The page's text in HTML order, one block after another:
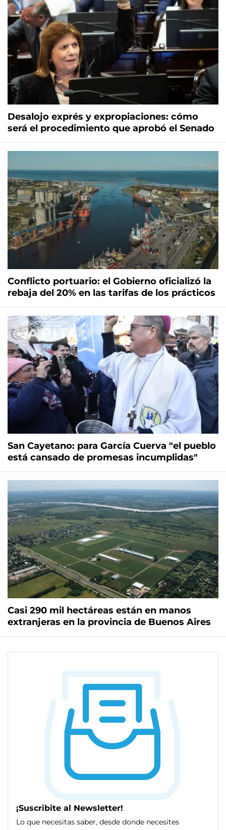
Desalojo exprés y expropiaciones: cómo
será el procedimiento que aprobó el Senado
Conflicto portuario: el Gobierno oficializó la
rebaja del 20% en las tarifas de los prácticos
San Cayetano: para García Cuerva "el pueblo
está cansado de promesas incumplidas"
Casi 290 mil hectáreas están en manos
extranjeras en la provincia de Buenos Aires
¡Suscribite al Newsletter!
Lo que necesitas saber, desde donde necesites